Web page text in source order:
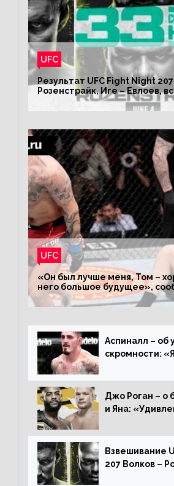
UFC
Результат UFC Fight Night
Розенстрайк, Иге – Евлоев,
турнира ЮФС ФН 207
UFC
«Он был лучше меня, Том –
него большое будущее»,
о поражении Аспиналлу
Аспиналл – об
скромности:
дерьмо»
Джо Роган – о
и Яна:
Алджамейн
выиграл»
Взвешивание
207 Волков –